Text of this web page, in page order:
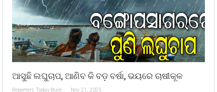
ଆସୁଛି ଲଘୁଚାପ, ଆଣିବ କି ବଡ଼ ବର୍ଷା, ଭୟରେ ଚାଷୀକୂଳ
Reporters Today Bureau Nov 21, 2025